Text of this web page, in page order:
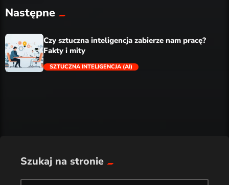
trending_flat
Następne
Czy sztuczna inteligencja zabierze nam pracę?
Fakty i mity
SZTUCZNA INTELIGENCJA (AI)
Szukaj na stronie